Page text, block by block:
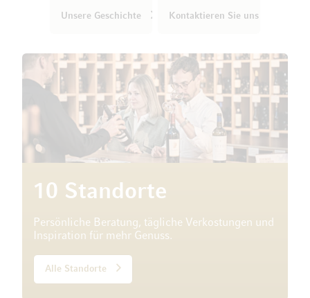
Unsere Geschichte Kontaktieren Sie uns
10 Standorte
Persönliche Beratung, tägliche Verkostungen und
Inspiration für mehr Genuss.
Alle Standorte